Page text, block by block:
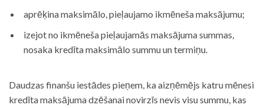
aprēķina maksimālo, pieļaujamo ikmēneša maksājumu;
izejot no ikmēneša pieļaujamās maksājuma summas,
nosaka kredīta maksimālo summu un termiņu.
Daudzas finanšu iestādes pieņem, ka aizņēmējs katru mēnesi
kredīta maksājuma dzēšanai novirzīs nevis visu summu, kas